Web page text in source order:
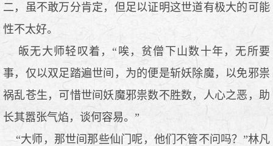
二，虽不敢万分肯定，但足以证明这世道有极大的可能
性不太好。
皈无大师轻叹着，“唉，贫僧下山数十年，无所要
事，仅以双足踏遍世间，为的便是斩妖除魔，以免邪祟
祸乱苍生，可惜世间妖魔邪祟数不胜数，人心之恶，助
长其嚣张气焰，谈何容易。”
“大师，那世间那些仙门呢，他们不管不问吗？”林凡